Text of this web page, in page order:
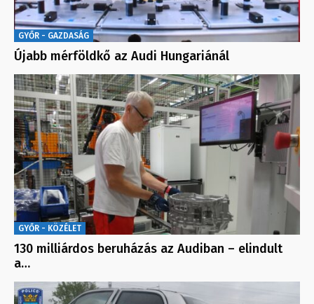
GYŐR - GAZDASÁG
Újabb mérföldkő az Audi Hungariánál
GYŐR - KÖZÉLET
130 milliárdos beruházás az Audiban – elindult
a…